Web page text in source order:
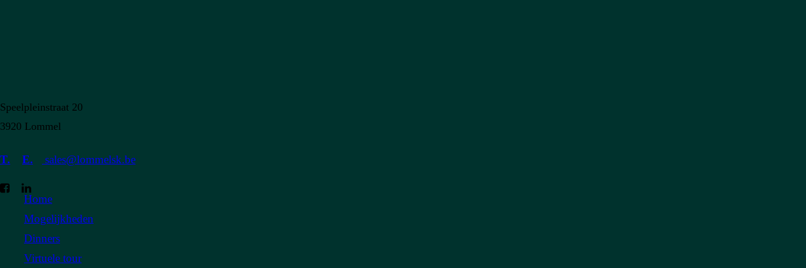
Speelpleinstraat 20
3920 Lommel
T. E. sales@lommelsk.be
Home
Mogelijkheden
Dinners
Virtuele tour